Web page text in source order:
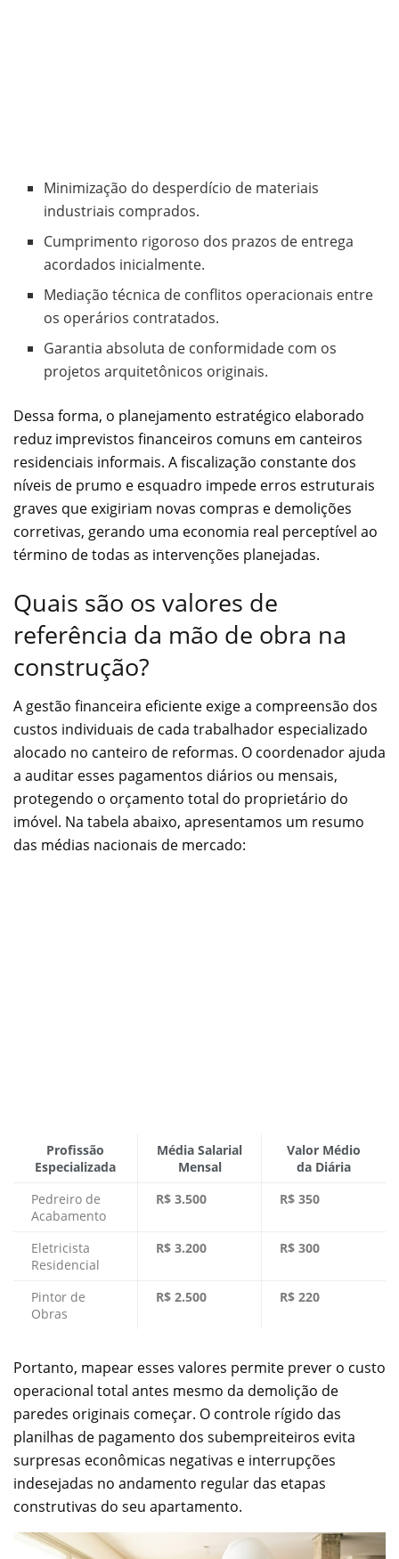
Minimização do desperdício de materiais
industriais comprados.
Cumprimento rigoroso dos prazos de entrega
acordados inicialmente.
Mediação técnica de conflitos operacionais entre
os operários contratados.
Garantia absoluta de conformidade com os
projetos arquitetônicos originais.
Dessa forma, o planejamento estratégico elaborado
reduz imprevistos financeiros comuns em canteiros
residenciais informais. A fiscalização constante dos
níveis de prumo e esquadro impede erros estruturais
graves que exigiriam novas compras e demolições
corretivas, gerando uma economia real perceptível ao
término de todas as intervenções planejadas.
Quais são os valores de
referência da mão de obra na
construção?
A gestão financeira eficiente exige a compreensão dos
custos individuais de cada trabalhador especializado
alocado no canteiro de reformas. O coordenador ajuda
a auditar esses pagamentos diários ou mensais,
protegendo o orçamento total do proprietário do
imóvel. Na tabela abaixo, apresentamos um resumo
das médias nacionais de mercado:
Profissão
Especializada
Média Salarial
Mensal
Valor Médio
da Diária
Pedreiro de
Acabamento
R$ 3.500 R$ 350
Eletricista
Residencial
R$ 3.200 R$ 300
Pintor de
Obras
R$ 2.500 R$ 220
Portanto, mapear esses valores permite prever o custo
operacional total antes mesmo da demolição de
paredes originais começar. O controle rígido das
planilhas de pagamento dos subempreiteiros evita
surpresas econômicas negativas e interrupções
indesejadas no andamento regular das etapas
construtivas do seu apartamento.